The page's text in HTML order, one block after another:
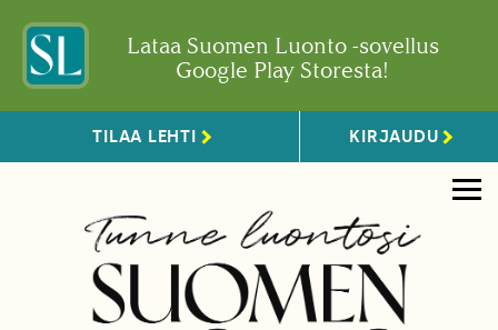
Lataa Suomen Luonto -sovellus
Google Play Storesta!
TILAA LEHTI KIRJAUDU